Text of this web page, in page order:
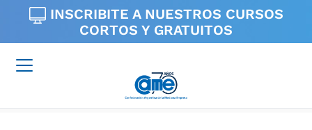
INSCRIBITE A NUESTROS CURSOS
CORTOS Y GRATUITOS